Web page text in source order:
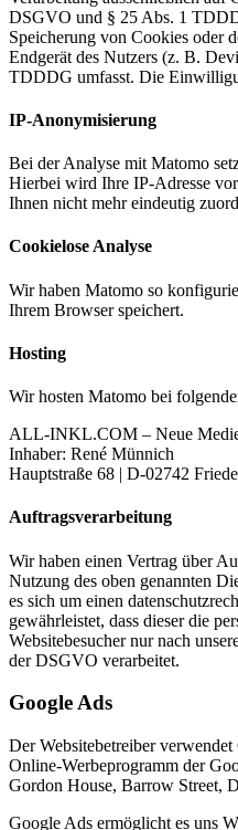
DSGVO und § 25 Abs. 1
Speicherung von Cookies oder
Endgerät des Nutzers (z. B.
TDDDG umfasst. Die
IP-Anonymisierung
Bei der Analyse mit Matomo
Hierbei wird Ihre IP-Adresse
Ihnen nicht mehr eindeutig
Cookielose Analyse
Wir haben Matomo so
Ihrem Browser speichert.
Hosting
Wir hosten Matomo bei
ALL-INKL.COM – Neue
Inhaber: René Münnich
Hauptstraße 68 | D-02742
Auftragsverarbeitung
Wir haben einen Vertrag über
Nutzung des oben genannten
es sich um einen
gewährleistet, dass dieser die
Websitebesucher nur nach
der DSGVO verarbeitet.
Google Ads
Der Websitebetreiber
Online-Werbeprogramm der
Gordon House, Barrow Street,
Google Ads ermöglicht es uns